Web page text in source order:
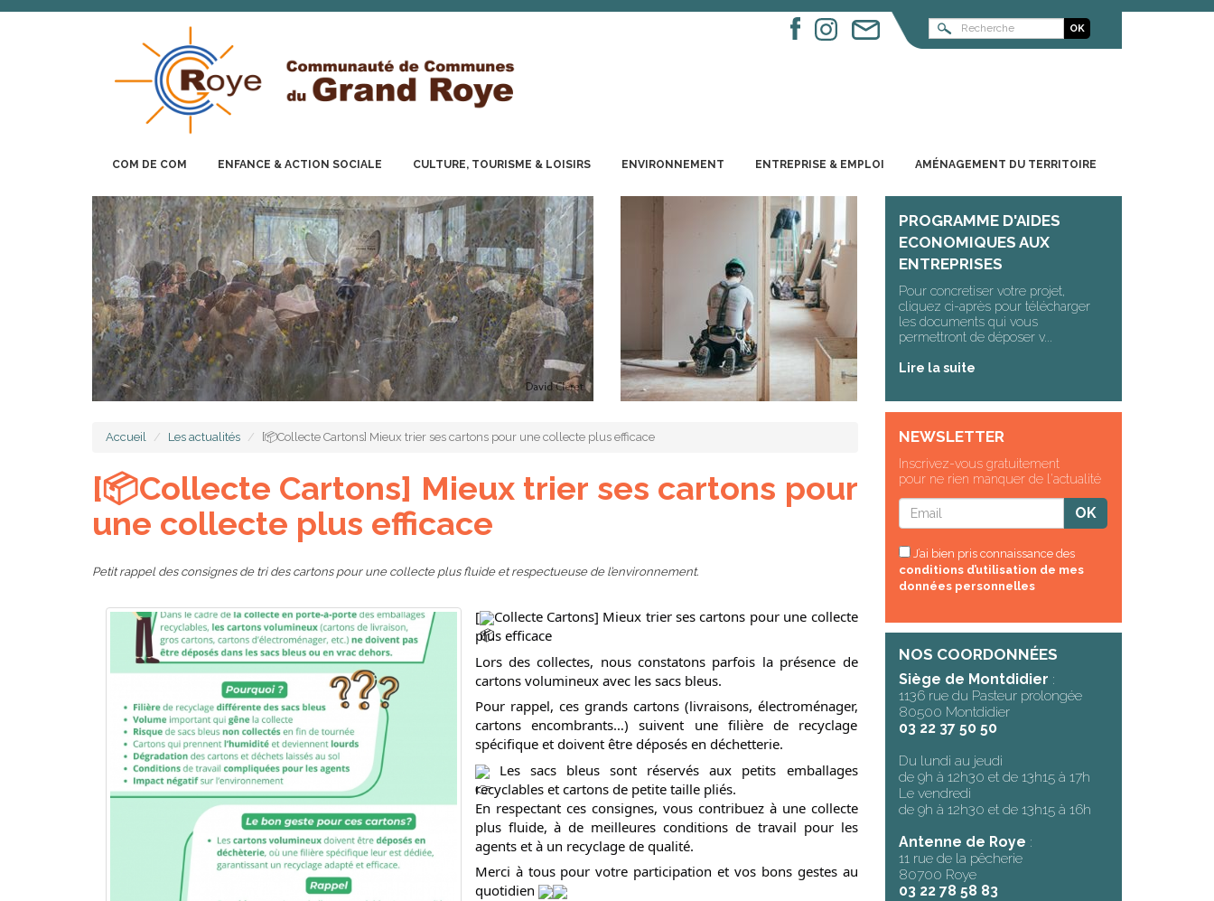
COM DE COM ENFANCE & ACTION SOCIALE CULTURE, TOURISME & LOISIRS ENVIRONNEMENT ENTREPRISE & EMPLOI AMÉNAGEMENT DU TERRITOIRE
Accueil Les actualités [📦Collecte Cartons] Mieux trier ses cartons pour une collecte plus efficace
[📦Collecte Cartons] Mieux trier ses cartons pour
une collecte plus efficace
Petit rappel des consignes de tri des cartons pour une collecte plus fluide et respectueuse de l’environnement.
[
Collecte Cartons] Mieux trier ses cartons pour une collecte
plus efficace
Lors des collectes, nous constatons parfois la présence de
cartons volumineux avec les sacs bleus.
Pour rappel, ces grands cartons (livraisons, électroménager,
cartons encombrants…) suivent une filière de recyclage
spécifique et doivent être déposés en déchetterie.
Les sacs bleus sont réservés aux petits emballages
recyclables et cartons de petite taille pliés.
En respectant ces consignes, vous contribuez à une collecte
plus fluide, à de meilleures conditions de travail pour les
agents et à un recyclage de qualité.
Merci à tous pour votre participation et vos bons gestes au
quotidien
PROGRAMME D'AIDES
ECONOMIQUES AUX
ENTREPRISES
Pour concretiser votre projet,
cliquez ci-après pour télécharger
les documents qui vous
permettront de déposer v...
Lire la suite
NEWSLETTER
Inscrivez-vous gratuitement
pour ne rien manquer de l'actualité
J’ai bien pris connaissance des
conditions d’utilisation de mes
données personnelles
NOS COORDONNÉES
Siège de Montdidier :
1136 rue du Pasteur prolongée
80500 Montdidier
03 22 37 50 50
Du lundi au jeudi
de 9h à 12h30 et de 13h15 à 17h
Le vendredi
de 9h à 12h30 et de 13h15 à 16h
Antenne de Roye :
11 rue de la pêcherie
80700 Roye
03 22 78 58 83